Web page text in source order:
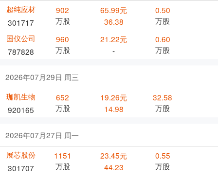
超纯应材
301717
902
万股
65.99元
36.38
0.50
万股
国仪公司
787828
960
万股
21.22元
-
0.60
万股
2026年07月29日 周三
珈凯生物
920165
652
万股
19.26元
14.98
32.58
万股
2026年07月27日 周一
展芯股份
301707
1151
万股
23.45元
44.23
0.55
万股